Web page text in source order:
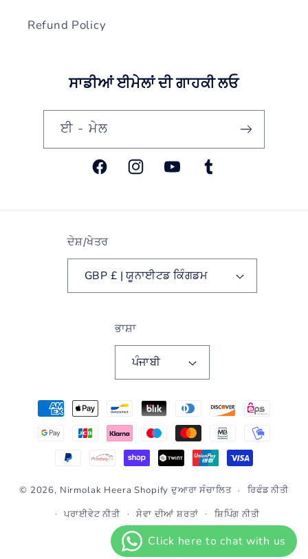
Refund Policy
ਸਾਡੀਆਂ ਈਮੇਲਾਂ ਦੀ ਗਾਹਕੀ ਲਓ
ਈ - ਮੇਲ
ਫੇਸਬੁੱਕ InstagramYouTubeਟਮਬਲਰ
ਦੇਸ਼/ਖੇਤਰ
GBP £ | ਯੂਨਾਈਟਡ ਕਿੰਗਡਮ
ਭਾਸ਼ਾ
ਪੰਜਾਬੀ
ਭੁਗਤਾਨ
ਵਿਧੀਆਂ
© 2026, Nirmolak Heera Shopify ਦੁਆਰਾ ਸੰਚਾਲਿਤ
ਰਿਫੰਡ ਨੀਤੀ
ਪਰਾਈਵੇਟ ਨੀਤੀ
ਸੇਵਾ ਦੀਆਂ ਸ਼ਰਤਾਂ
ਸ਼ਿਪਿੰਗ ਨੀਤੀ
ਸੰਪਰਕ ਜਾਣਕਾਰੀ